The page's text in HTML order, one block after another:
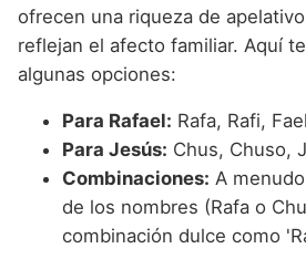
ofrecen una riqueza de
reflejan el afecto familiar. Aquí
algunas opciones:
Para Rafael: Rafa, Rafi,
Para Jesús: Chus, Chuso,
Combinaciones: A
de los nombres (Rafa o
combinación dulce como